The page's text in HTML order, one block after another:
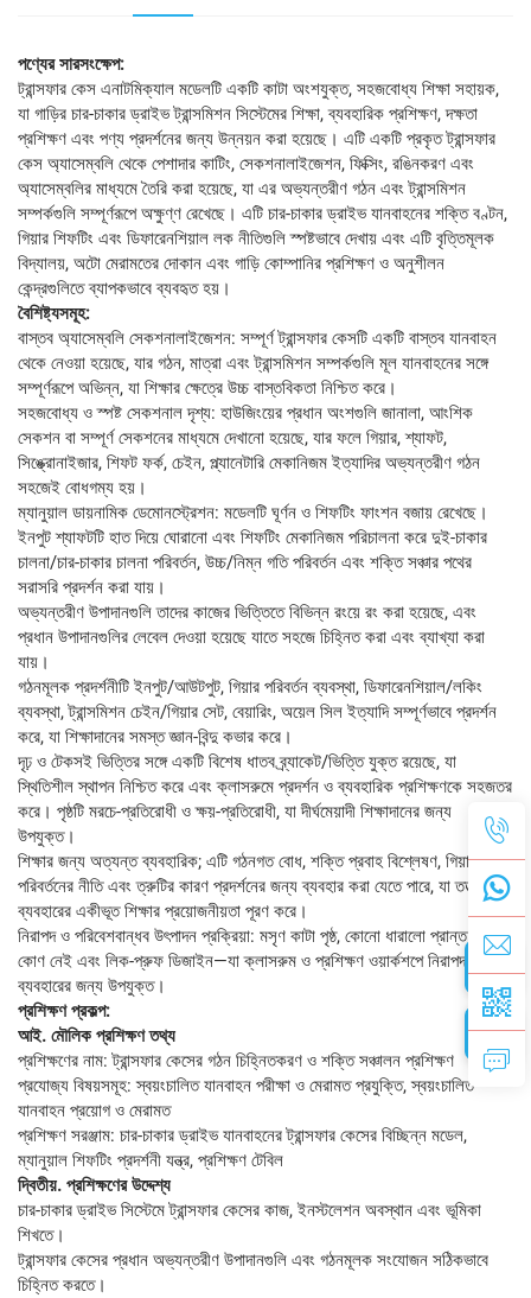
পণ্যের সারসংক্ষেপ:
ট্রান্সফার কেস এনাটমিক্যাল মডেলটি একটি কাটা অংশযুক্ত, সহজবোধ্য শিক্ষা সহায়ক,
যা গাড়ির চার-চাকার ড্রাইভ ট্রান্সমিশন সিস্টেমের শিক্ষা, ব্যবহারিক প্রশিক্ষণ, দক্ষতা
প্রশিক্ষণ এবং পণ্য প্রদর্শনের জন্য উন্নয়ন করা হয়েছে। এটি একটি প্রকৃত ট্রান্সফার
কেস অ্যাসেম্বলি থেকে পেশাদার কাটিং, সেকশনালাইজেশন, ফিক্সিং, রঙিনকরণ এবং
অ্যাসেম্বলির মাধ্যমে তৈরি করা হয়েছে, যা এর অভ্যন্তরীণ গঠন এবং ট্রান্সমিশন
সম্পর্কগুলি সম্পূর্ণরূপে অক্ষুণ্ণ রেখেছে। এটি চার-চাকার ড্রাইভ যানবাহনের শক্তি বণ্টন,
গিয়ার শিফটিং এবং ডিফারেনশিয়াল লক নীতিগুলি স্পষ্টভাবে দেখায় এবং এটি বৃত্তিমূলক
বিদ্যালয়, অটো মেরামতের দোকান এবং গাড়ি কোম্পানির প্রশিক্ষণ ও অনুশীলন
কেন্দ্রগুলিতে ব্যাপকভাবে ব্যবহৃত হয়।
বৈশিষ্ট্যসমূহ:
বাস্তব অ্যাসেম্বলি সেকশনালাইজেশন: সম্পূর্ণ ট্রান্সফার কেসটি একটি বাস্তব যানবাহন
থেকে নেওয়া হয়েছে, যার গঠন, মাত্রা এবং ট্রান্সমিশন সম্পর্কগুলি মূল যানবাহনের সঙ্গে
সম্পূর্ণরূপে অভিন্ন, যা শিক্ষার ক্ষেত্রে উচ্চ বাস্তবিকতা নিশ্চিত করে।
সহজবোধ্য ও স্পষ্ট সেকশনাল দৃশ্য: হাউজিংয়ের প্রধান অংশগুলি জানালা, আংশিক
সেকশন বা সম্পূর্ণ সেকশনের মাধ্যমে দেখানো হয়েছে, যার ফলে গিয়ার, শ্যাফট,
সিঙ্ক্রোনাইজার, শিফট ফর্ক, চেইন, প্ল্যানেটারি মেকানিজম ইত্যাদির অভ্যন্তরীণ গঠন
সহজেই বোধগম্য হয়।
ম্যানুয়াল ডায়নামিক ডেমোনস্ট্রেশন: মডেলটি ঘূর্ণন ও শিফটিং ফাংশন বজায় রেখেছে।
ইনপুট শ্যাফটটি হাত দিয়ে ঘোরানো এবং শিফটিং মেকানিজম পরিচালনা করে দুই-চাকার
চালনা/চার-চাকার চালনা পরিবর্তন, উচ্চ/নিম্ন গতি পরিবর্তন এবং শক্তি সঞ্চার পথের
সরাসরি প্রদর্শন করা যায়।
অভ্যন্তরীণ উপাদানগুলি তাদের কাজের ভিত্তিতে বিভিন্ন রংয়ে রং করা হয়েছে, এবং
প্রধান উপাদানগুলির লেবেল দেওয়া হয়েছে যাতে সহজে চিহ্নিত করা এবং ব্যাখ্যা করা
যায়।
গঠনমূলক প্রদর্শনীটি ইনপুট/আউটপুট, গিয়ার পরিবর্তন ব্যবস্থা, ডিফারেনশিয়াল/লকিং
ব্যবস্থা, ট্রান্সমিশন চেইন/গিয়ার সেট, বেয়ারিং, অয়েল সিল ইত্যাদি সম্পূর্ণভাবে প্রদর্শন
করে, যা শিক্ষাদানের সমস্ত জ্ঞান-বিন্দু কভার করে।
দৃঢ় ও টেকসই ভিত্তির সঙ্গে একটি বিশেষ ধাতব ব্র্যাকেট/ভিত্তি যুক্ত রয়েছে, যা
স্থিতিশীল স্থাপন নিশ্চিত করে এবং ক্লাসরুমে প্রদর্শন ও ব্যবহারিক প্রশিক্ষণকে সহজতর
করে। পৃষ্ঠটি মরচে-প্রতিরোধী ও ক্ষয়-প্রতিরোধী, যা দীর্ঘমেয়াদী শিক্ষাদানের জন্য
উপযুক্ত।
শিক্ষার জন্য অত্যন্ত ব্যবহারিক; এটি গঠনগত বোধ, শক্তি প্রবাহ বিশ্লেষণ, গিয়ার
পরিবর্তনের নীতি এবং ত্রুটির কারণ প্রদর্শনের জন্য ব্যবহার করা যেতে পারে, যা তত্ত্ব ও
ব্যবহারের একীভূত শিক্ষার প্রয়োজনীয়তা পূরণ করে।
নিরাপদ ও পরিবেশবান্ধব উৎপাদন প্রক্রিয়া: মসৃণ কাটা পৃষ্ঠ, কোনো ধারালো প্রান্ত বা
কোণ নেই এবং লিক-প্রুফ ডিজাইন—যা ক্লাসরুম ও প্রশিক্ষণ ওয়ার্কশপে নিরাপদ
ব্যবহারের জন্য উপযুক্ত।
প্রশিক্ষণ প্রকল্প:
আই. মৌলিক প্রশিক্ষণ তথ্য
প্রশিক্ষণের নাম: ট্রান্সফার কেসের গঠন চিহ্নিতকরণ ও শক্তি সঞ্চালন প্রশিক্ষণ
প্রযোজ্য বিষয়সমূহ: স্বয়ংচালিত যানবাহন পরীক্ষা ও মেরামত প্রযুক্তি, স্বয়ংচালিত
যানবাহন প্রয়োগ ও মেরামত
প্রশিক্ষণ সরঞ্জাম: চার-চাকার ড্রাইভ যানবাহনের ট্রান্সফার কেসের বিচ্ছিন্ন মডেল,
ম্যানুয়াল শিফটিং প্রদর্শনী যন্ত্র, প্রশিক্ষণ টেবিল
দ্বিতীয়. প্রশিক্ষণের উদ্দেশ্য
চার-চাকার ড্রাইভ সিস্টেমে ট্রান্সফার কেসের কাজ, ইনস্টলেশন অবস্থান এবং ভূমিকা
শিখতে।
ট্রান্সফার কেসের প্রধান অভ্যন্তরীণ উপাদানগুলি এবং গঠনমূলক সংযোজন সঠিকভাবে
চিহ্নিত করতে।